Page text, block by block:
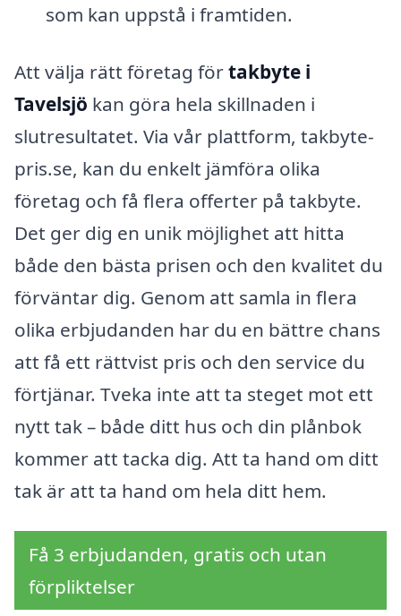
som kan uppstå i framtiden.
Att välja rätt företag förtakbyte i
Tavelsjö kan göra hela skillnaden i
slutresultatet. Via vår plattform, takbyte-
pris.se, kan du enkelt jämföra olika
företag och få flera offerter på takbyte.
Det ger dig en unik möjlighet att hitta
både den bästa prisen och den kvalitet du
förväntar dig. Genom att samla in flera
olika erbjudanden har du en bättre chans
att få ett rättvist pris och den service du
förtjänar. Tveka inte att ta steget mot ett
nytt tak – både ditt hus och din plånbok
kommer att tacka dig. Att ta hand om ditt
tak är att ta hand om hela ditt hem.
Få 3 erbjudanden, gratis och utan
förpliktelser